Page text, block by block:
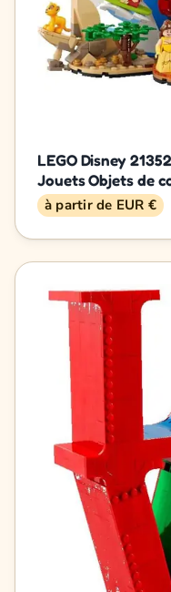
LEGO Disney
Jouets Objets de
à partir de EUR €